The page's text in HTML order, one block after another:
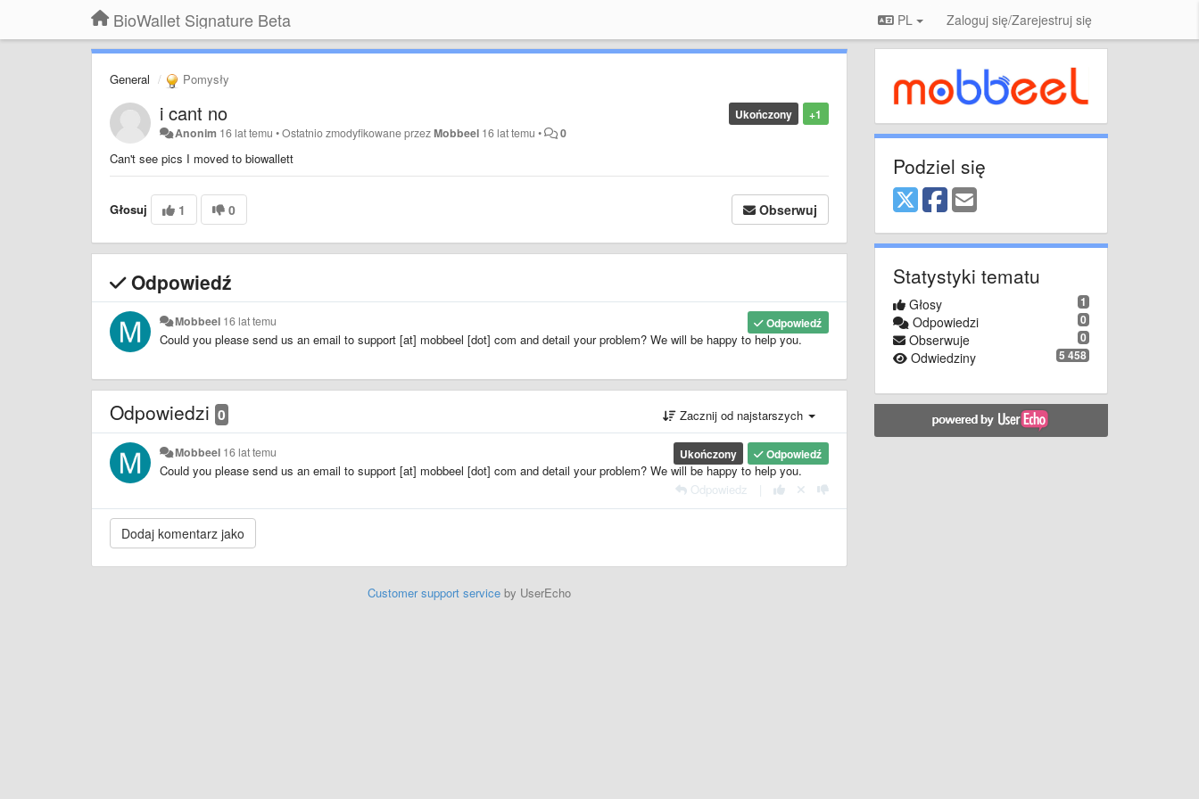
BioWallet Signature Beta PL Zaloguj się/Zarejestruj się
General Pomysły
+1
Ukończony
i cant no
Anonim 16 lat temu •Ostatnio zmodyfikowane przezMobbeel 16 lat temu • 0
Can't see pics I moved to biowallett
Głosuj 1 0 Obserwuj
Odpowiedź
Odpowiedź
Mobbeel 16 lat temu
Could you please send us an email to support [at] mobbeel [dot] com and detail your problem? We will be happy to help you.
Odpowiedzi 0 Zacznij od najstarszych
Odpowiedź
Ukończony
Mobbeel 16 lat temu
Could you please send us an email to support [at] mobbeel [dot] com and detail your problem? We will be happy to help you.
Odpowiedz
Customer support serviceby UserEcho
Podziel się
Statystyki tematu
1
Głosy
0
Odpowiedzi
0
Obserwuje
5 458
Odwiedziny